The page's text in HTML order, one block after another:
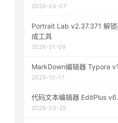
2026-04-07
Portrait Lab v2.37.371 解
成工具
2026-01-09
MarkDown编辑器 Typora
2025-10-17
代码文本编辑器 EditPlus
2026-03-25